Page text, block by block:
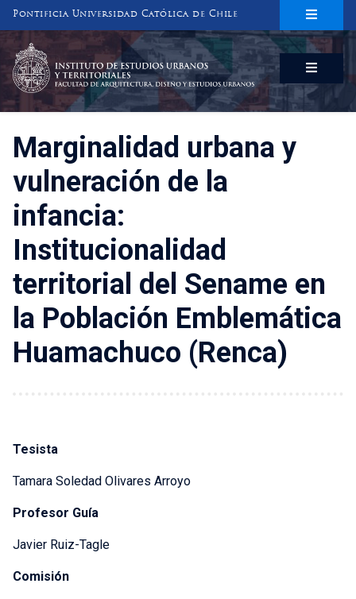
Pontificia Universidad Católica de Chile
INSTITUTO DE ESTUDIOS URBANOS
Y TERRITORIALES
FACULTAD DE ARQUITECTURA, DISEÑO Y ESTUDIOS URBANOS
Marginalidad urbana y
vulneración de la
infancia:
Institucionalidad
territorial del Sename en
la Población Emblemática
Huamachuco (Renca)
Tesista
Tamara Soledad Olivares Arroyo
Profesor Guía
Javier Ruiz-Tagle
Comisión